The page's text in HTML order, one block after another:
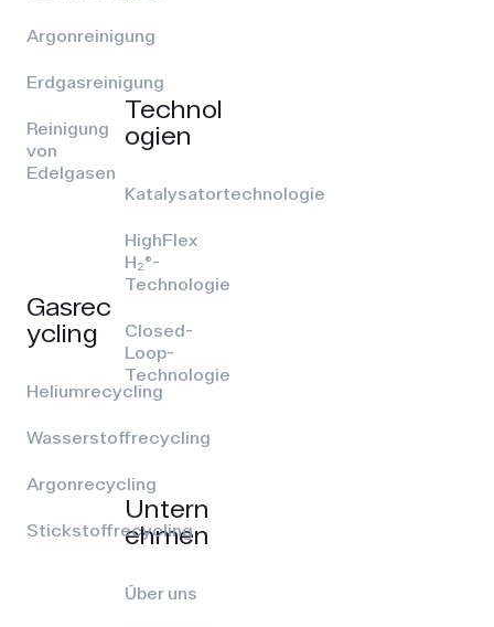
Argonreinigung
Erdgasreinigung
Reinigung
von
Edelgasen
Gasrec
ycling
Heliumrecycling
Wasserstoffrecycling
Argonrecycling
Stickstoffrecycling
Technol
ogien
Katalysatortechnologie
HighFlex
H₂®-
Technologie
Closed-
Loop-
Technologie
Untern
ehmen
Über uns